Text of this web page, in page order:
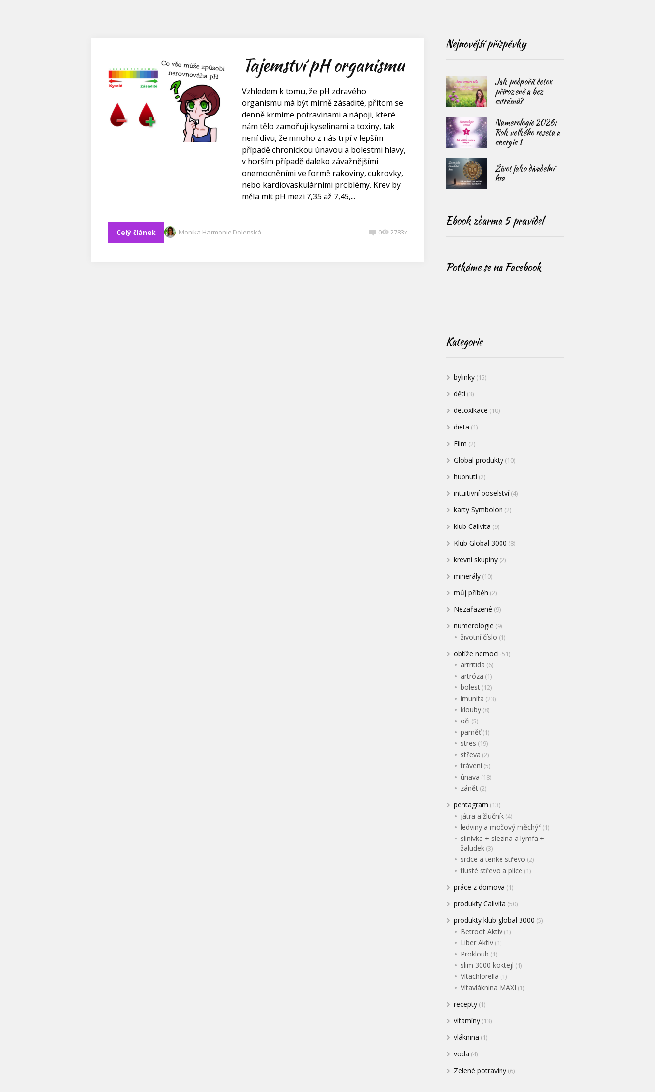
Tajemství pH organismu
Vzhledem k tomu, že pH zdravého
organismu má být mírně zásadité, přitom se
denně krmíme potravinami a nápoji, které
nám tělo zamořují kyselinami a toxiny, tak
není divu, že mnoho z nás trpí v lepším
případě chronickou únavou a bolestmi hlavy,
v horším případě daleko závažnějšími
onemocněními ve formě rakoviny, cukrovky,
nebo kardiovaskulárními problémy. Krev by
měla mít pH mezi 7,35 až 7,45,...
Celý článek Monika Harmonie Dolenská 0 2783x
Nejnovější příspěvky
Jak podpořit detox
přirozeně a bez
extrémů?
Numerologie 2026:
Rok velkého resetu a
energie 1
Život jako divadelní
hra
Ebook zdarma 5 pravidel
Potkáme se na Facebook
Kategorie
bylinky(15)
děti (3)
detoxikace (10)
dieta (1)
Film (2)
Global produkty(10)
hubnutí(2)
intuitivní poselství(4)
karty Symbolon (2)
klub Calivita (9)
Klub Global 3000 (8)
krevní skupiny(2)
minerály(10)
můj příběh (2)
Nezařazené (9)
numerologie (9)
životní číslo (1)
obtíže nemoci (51)
artritida (6)
artróza (1)
bolest(12)
imunita (23)
klouby(8)
oči (5)
paměť(1)
stres (19)
střeva (2)
trávení(5)
únava (18)
zánět(2)
pentagram (13)
játra a žlučník(4)
ledviny a močový měchýř(1)
slinivka + slezina a lymfa +
žaludek(3)
srdce a tenké střevo (2)
tlusté střevo a plíce (1)
práce z domova (1)
produkty Calivita (50)
produkty klub global 3000 (5)
Betroot Aktiv(1)
Liber Aktiv(1)
Prokloub (1)
slim 3000 koktejl (1)
Vitachlorella (1)
Vitavláknina MAXI (1)
recepty(1)
vitamíny(13)
vláknina (1)
voda (4)
Zelené potraviny(6)